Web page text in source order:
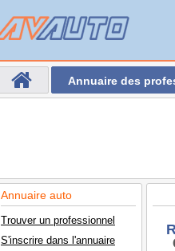
Annuaire des
Annuaire auto
Trouver un professionnel
S'inscrire dans l'annuaire